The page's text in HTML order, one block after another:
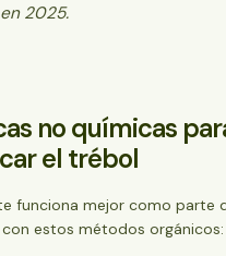
2025.
no químicas
el trébol
funciona mejor como parte
estos métodos orgánicos: